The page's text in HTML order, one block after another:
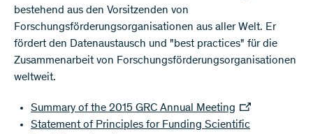
bestehend aus den Vorsitzenden von
Forschungsförderungsorganisationen aus aller Welt. Er
fördert den Datenaustausch und "best practices" für die
Zusammenarbeit von Forschungsförderungsorganisationen
weltweit.
Summary of the 2015 GRC Annual Meeting
Statement of Principles for Funding Scientific